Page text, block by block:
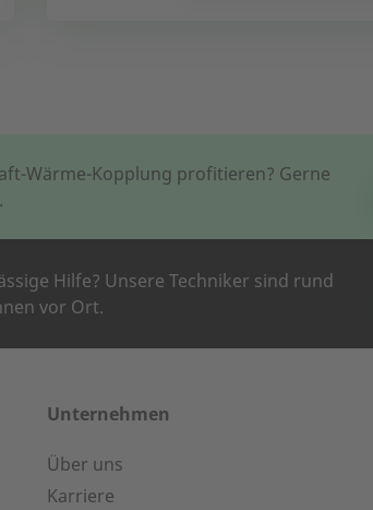
Wärme-Kopplung profitieren? Gerne
Hilfe? Unsere Techniker sind rund
vor Ort.
bis 50 kW
Unternehmen
Über uns
Karriere